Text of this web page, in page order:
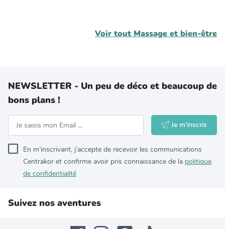
Voir tout Massage et bien-être
NEWSLETTER - Un peu de déco et beaucoup de
bons plans !
Je m'inscris
En m’inscrivant, j’accepte de recevoir les communications
Centrakor et confirme avoir pris connaissance de la politique
de confidentialité
Suivez nos aventures